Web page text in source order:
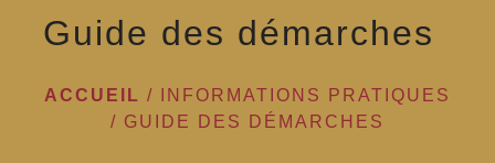
Guide des démarches
ACCUEIL /
INFORMATIONS PRATIQUES
/ GUIDE DES DÉMARCHES